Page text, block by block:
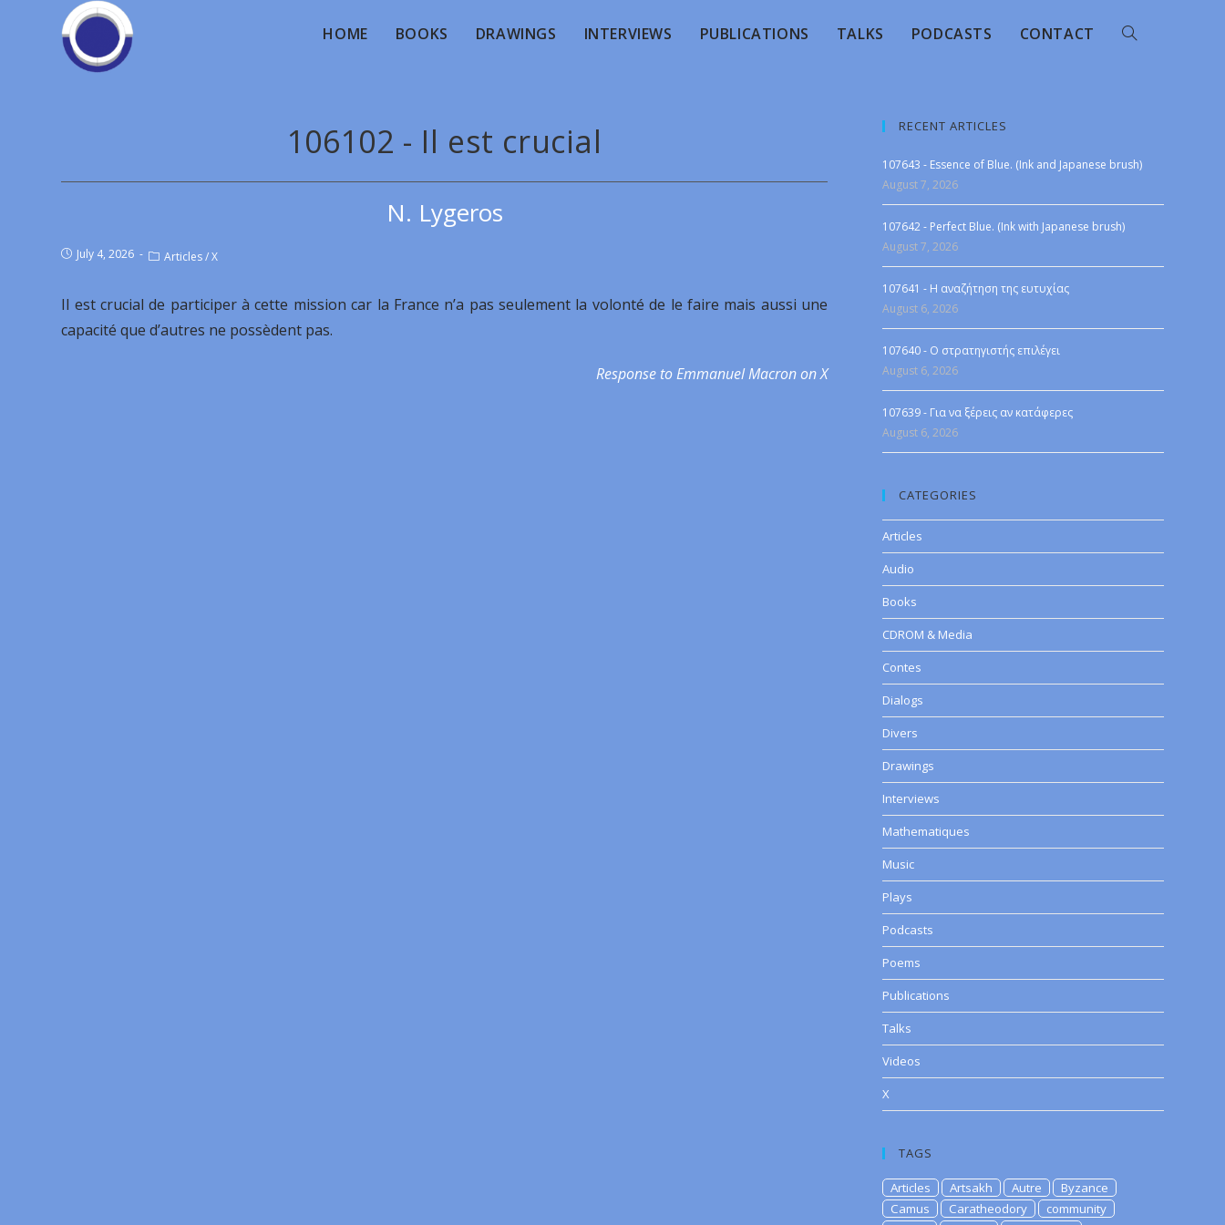
HOME BOOKS DRAWINGS INTERVIEWS PUBLICATIONS TALKS PODCASTS CONTACT
106102 - Il est crucial
N. Lygeros
July 4, 2026 Articles/X
Il est crucial de participer à cette mission car la France n’a pas seulement la volonté de le faire mais aussi une
capacité que d’autres ne possèdent pas.
Response to Emmanuel Macron on X
RECENT ARTICLES
107643 - Essence of Blue. (Ink and Japanese brush)
August 7, 2026
107642 - Perfect Blue. (Ink with Japanese brush)
August 7, 2026
107641 - Η αναζήτηση της ευτυχίας
August 6, 2026
107640 - Ο στρατηγιστής επιλέγει
August 6, 2026
107639 - Για να ξέρεις αν κατάφερες
August 6, 2026
CATEGORIES
Articles
Audio
Books
CDROM & Media
Contes
Dialogs
Divers
Drawings
Interviews
Mathematiques
Music
Plays
Podcasts
Poems
Publications
Talks
Videos
X
TAGS
Articles Artsakh Autre
Byzance
Camus
Caratheodory
community